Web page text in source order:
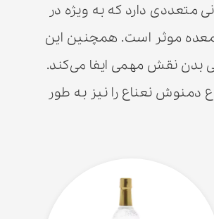
متعددی دارد که به ویژه در
موثر است. همچنین این
بدن نقش مهمی ایفا می‌کند.
نعناع را نیز به طور